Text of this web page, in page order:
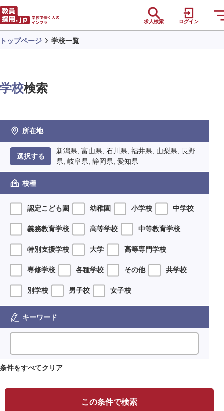
求人検索 ログイン
トップページ 学校一覧
学校検索
所在地
選択する
新潟県, 富山県, 石川県, 福井県, 山梨県, 長野
県, 岐阜県, 静岡県, 愛知県
校種
認定こども園 幼稚園 小学校 中学校
義務教育学校 高等学校 中等教育学校
特別支援学校 大学 高等専門学校
専修学校 各種学校 その他 共学校
別学校 男子校 女子校
キーワード
条件をすべてクリア
この条件で検索